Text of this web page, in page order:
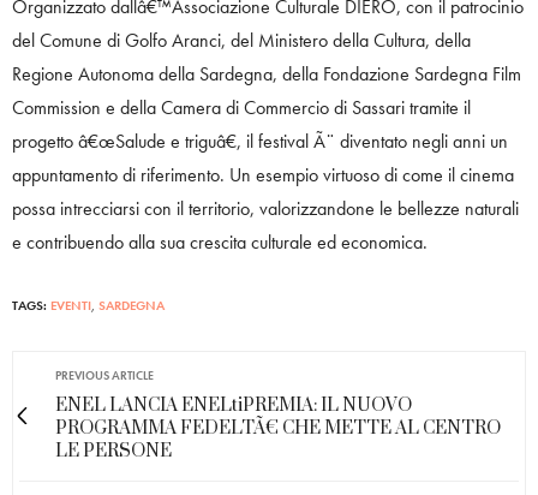
Organizzato dallâ€™Associazione Culturale DIERO, con il patrocinio
del Comune di Golfo Aranci, del Ministero della Cultura, della
Regione Autonoma della Sardegna, della Fondazione Sardegna Film
Commission e della Camera di Commercio di Sassari tramite il
progetto â€œSalude e triguâ€, il festival Ã¨ diventato negli anni un
appuntamento di riferimento. Un esempio virtuoso di come il cinema
possa intrecciarsi con il territorio, valorizzandone le bellezze naturali
e contribuendo alla sua crescita culturale ed economica.
TAGS: EVENTI SARDEGNA
PREVIOUS ARTICLE
ENEL LANCIA ENELtiPREMIA: IL NUOVO
PROGRAMMA FEDELTÃ€ CHE METTE AL CENTRO
LE PERSONE